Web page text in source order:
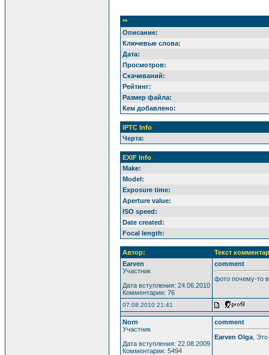
**
Описание:
Ключевые слова:
Дата:
Просмотров:
Скачиваний:
Рейтинг:
Размер файла:
Кем добавлено:
IPTC Info
Черта:
EXIF Info
Make:
Model:
Exposure time:
Aperture value:
ISO speed:
Date created:
Focal length:
Автор:
Текст
Earven
Участник
Дата вступления: 24.06.2010
Комментарии: 76
comment
фото почему-то
07.08.2010 21:41
Norn
Участник
Дата вступления: 22.08.2009
Комментарии: 5494
comment
Earven Olga ,